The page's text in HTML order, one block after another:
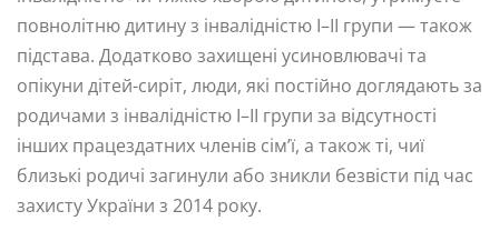
повнолітню дитину з інвалідністю I–II групи — також
підстава. Додатково захищені усиновлювачі та
опікуни дітей-сиріт, люди, які постійно доглядають за
родичами з інвалідністю I–II групи за відсутності
інших працездатних членів сім’ї, а також ті, чиї
близькі родичі загинули або зникли безвісти під час
захисту України з 2014 року.